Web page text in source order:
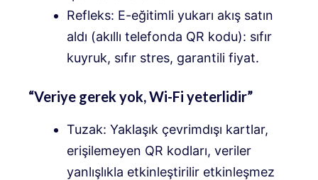
Refleks: E-eğitimli yukarı akış satın
aldı (akıllı telefonda QR kodu): sıfır
kuyruk, sıfır stres, garantili fiyat.
“Veriye gerek yok, Wi-Fi yeterlidir”
Tuzak: Yaklaşık çevrimdışı kartlar,
erişilemeyen QR kodları, veriler
yanlışlıkla etkinleştirilir etkinleşmez